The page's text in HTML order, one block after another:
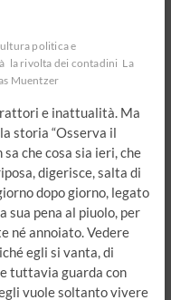
politica e
la rivolta dei contadini La
Muentzer
e inattualità. Ma
storia “Osserva il
che cosa sia ieri, che
digerisce, salta di
dopo giorno, legato
sua pena al piuolo, per
né annoiato. Vedere
egli si vanta, di
tuttavia guarda con
vuole soltanto vivere